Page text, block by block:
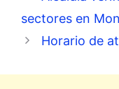
sectores en
Horario de